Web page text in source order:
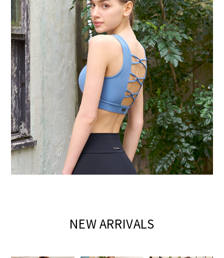
NEW ARRIVALS